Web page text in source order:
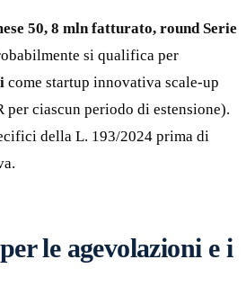
50, 8 mln fatturato, round Serie
si qualifica per
come startup innovativa scale-up
per ciascun periodo di estensione).
della L. 193/2024 prima di
le agevolazioni e i